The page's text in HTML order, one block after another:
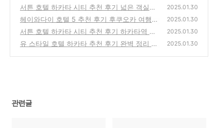
진 웨스트의 편리함과 아늑함을 만끽하다..
서튼 호텔 하카타 시티 추천 후기 넓은 객실과
최고의 위치 하카타에서 럭셔리한 시간을
(0)
2025.01.30
헤이와다이 호텔 5 추천 후기 후쿠오카 여행의
숨은 보석을 찾았다!
(0)
2025.01.30
서튼 호텔 하카타 시티 추천 후기 하카타역 근
처 고급스러운 분위기는 어떨까요?
(0)
2025.01.30
유 스타일 호텔 하카타 추천 후기 완벽 정리 후
2025.01.30
관련글